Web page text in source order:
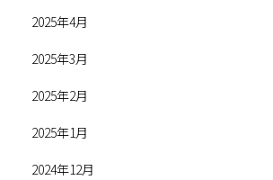
2025年4月
2025年3月
2025年2月
2025年1月
2024年12月